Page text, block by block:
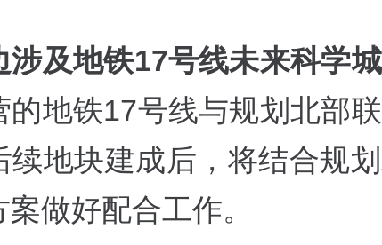
涉及地铁17号线未来科学城
的地铁17号线与规划北部
续地块建成后，将结合规
做好配合工作。